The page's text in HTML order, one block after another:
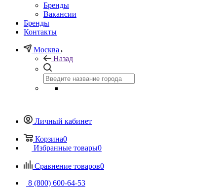
Бренды
Вакансии
Бренды
Контакты
Москва
Назад
Личный кабинет
Корзина0
Избранные товары0
Сравнение товаров0
8 (800) 600-64-53